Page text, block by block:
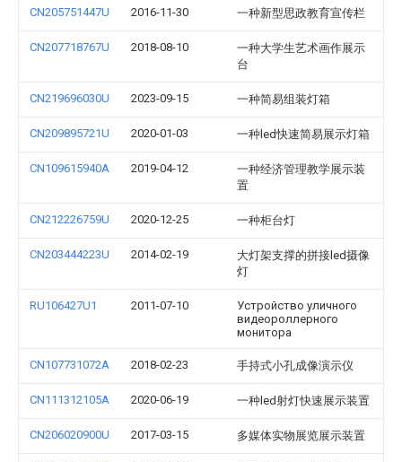
CN205751447U 2016-11-30 一种新型思政教育宣传栏
CN207718767U 2018-08-10
一种大学生艺术画作展示
台
CN219696030U 2023-09-15 一种简易组装灯箱
CN209895721U 2020-01-03 一种led快速简易展示灯箱
CN109615940A 2019-04-12
一种经济管理教学展示装
置
CN212226759U 2020-12-25 一种柜台灯
CN203444223U 2014-02-19
大灯架支撑的拼接led摄像
灯
RU106427U1 2011-07-10
Устройство уличного
видеороллерного
монитора
CN107731072A 2018-02-23 手持式小孔成像演示仪
CN111312105A 2020-06-19 一种led射灯快速展示装置
CN206020900U 2017-03-15 多媒体实物展览展示装置